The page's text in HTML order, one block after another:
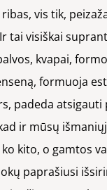
vis tik,
tai visiškai
kvapai,
formuoja
padeda atsigauti
ir mūsų
kito, o gamtos
paprašiusi